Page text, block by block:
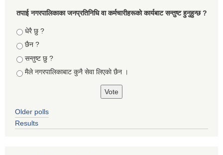
तपा‌ई नगरपालिकाका जनप्रतिनिधि वा कर्मचारीहरूकाे कार्यबाट सन्तुष्ट हुनुहुन्छ ?
Choices
धेरै छु ?
छैन ?
सन्तुष्ट छु ?
मैले नगरपालिकाबाट कुनै सेवा लिएकाे छैन ।
Older polls
Results